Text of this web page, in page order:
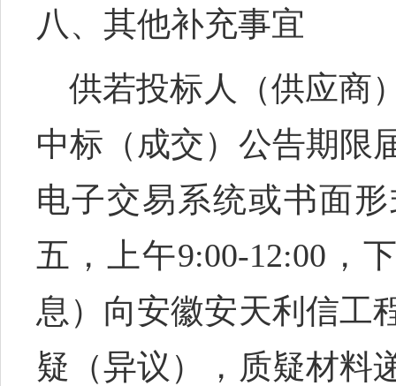
八、其他补充事宜
供若投标人
（供应商
中标（成交）公告期限
电子交易系统或书面
五，上午9:00-12:00，
息）向安徽安天利信工
疑（异议），质疑材料